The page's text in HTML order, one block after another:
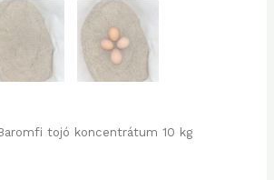
tojó koncentrátum 10 kg